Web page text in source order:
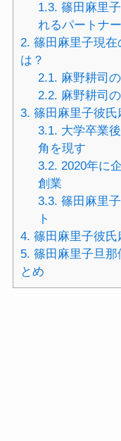
1.3. 篠田麻里
れるパートナ
2. 篠田麻里子現
は？
2.1. 麻野耕司
2.2. 麻野耕司
3. 篠田麻里子彼
3.1. 大学卒業
角を現す
3.2. 2020年に
創業
3.3. 篠田麻里
ト
4. 篠田麻里子彼氏
5. 篠田麻里子旦那
とめ